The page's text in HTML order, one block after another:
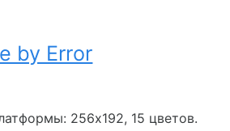
by Error
256х192, 15 цветов.